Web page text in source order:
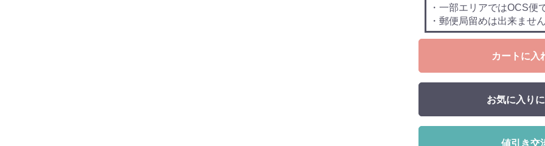
・一部エリアではOCS便
・郵便局留めは出来ませ
カートに入
お気に入り
値引き交